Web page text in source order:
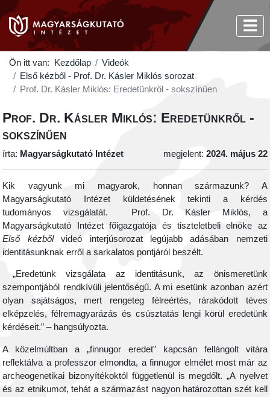
Ön itt van: Kezdőlap
Videók
Első kézből - Prof. Dr. Kásler Miklós sorozat
Prof. Dr. Kásler Miklós: Eredetünkről - sokszínűen
Prof. Dr. Kásler Miklós: Eredetünkről -
sokszínűen
írta: Magyarságkutató Intézet megjelent: 2024. május 22
Kik vagyunk mi magyarok, honnan származunk? A
Magyarságkutató Intézet küldetésének tekinti a kérdés
tudományos vizsgálatát. Prof. Dr. Kásler Miklós, a
Magyarságkutató Intézet főigazgatója és tiszteletbeli elnöke az
Első kézbőlvideó interjúsorozat legújabb adásában nemzeti
identitásunknak erről a sarkalatos pontjáról beszélt.
„Eredetünk vizsgálata az identitásunk, az önismeretünk
szempontjából rendkívüli jelentőségű. A mi esetünk azonban azért
olyan sajátságos, mert rengeteg félreértés, rárakódott téves
elképzelés, félremagyarázás és csúsztatás lengi körül eredetünk
kérdéseit.” – hangsúlyozta.
A közelmúltban a „finnugor eredet” kapcsán fellángolt vitára
reflektálva a professzor elmondta, a finnugor elmélet most már az
archeogenetikai bizonyítékoktól függetlenül is megdőlt. „A nyelvet
és az etnikumot, tehát a származást nagyon határozottan szét kell